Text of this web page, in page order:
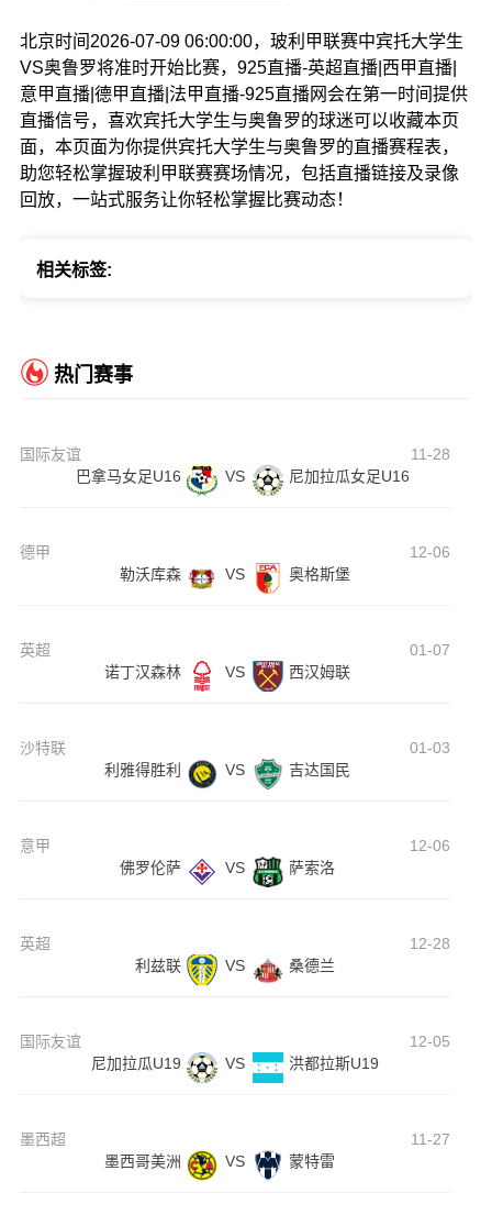
北京时间2026-07-09 06:00:00，玻利甲联赛中宾托大学生
VS奥鲁罗将准时开始比赛，925直播-英超直播|西甲直播|
意甲直播|德甲直播|法甲直播-925直播网会在第一时间提供
直播信号，喜欢宾托大学生与奥鲁罗的球迷可以收藏本页
面，本页面为你提供宾托大学生与奥鲁罗的直播赛程表，
助您轻松掌握玻利甲联赛赛场情况，包括直播链接及录像
回放，一站式服务让你轻松掌握比赛动态！
相关标签:
热门赛事
国际友谊
11-28
巴拿马女足U16
VS 尼加拉瓜女足U16
德甲
12-06
勒沃库森
VS 奥格斯堡
英超
01-07
诺丁汉森林
VS 西汉姆联
沙特联
01-03
利雅得胜利
VS 吉达国民
意甲
12-06
佛罗伦萨
VS 萨索洛
英超
12-28
利兹联
VS 桑德兰
国际友谊
12-05
尼加拉瓜U19
VS 洪都拉斯U19
墨西超
11-27
墨西哥美洲
VS 蒙特雷